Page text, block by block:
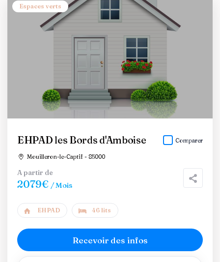
Espaces verts
EHPAD les Bords d'Amboise
Mouilleron-le-Captif - 85000
Comparer
A partir de
2079€ / Mois
EHPAD 46 lits
Recevoir des infos